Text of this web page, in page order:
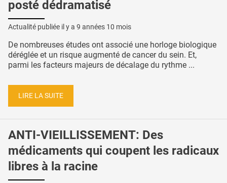
posté dédramatisé
Actualité publiée il y a 9 années 10 mois
De nombreuses études ont associé une horloge biologique
déréglée et un risque augmenté de cancer du sein. Et,
parmi les facteurs majeurs de décalage du rythme ...
LIRE LA SUITE
ANTI-VIEILLISSEMENT: Des
médicaments qui coupent les radicaux
libres à la racine